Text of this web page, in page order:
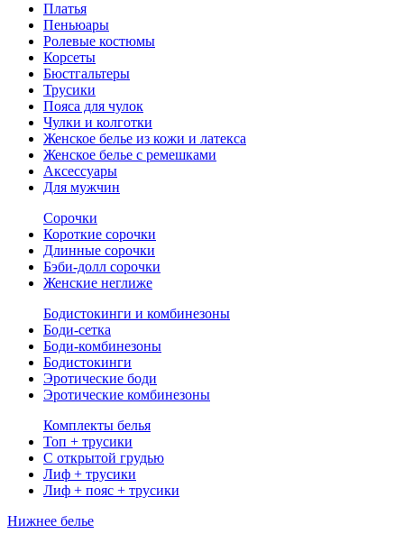
Платья
Пеньюары
Ролевые костюмы
Корсеты
Бюстгальтеры
Трусики
Пояса для чулок
Чулки и колготки
Женское белье из кожи и латекса
Женское белье с ремешками
Аксессуары
Для мужчин
Сорочки
Короткие сорочки
Длинные сорочки
Бэби-долл сорочки
Женские неглиже
Бодистокинги и комбинезоны
Боди-сетка
Боди-комбинезоны
Бодистокинги
Эротические боди
Эротические комбинезоны
Комплекты белья
Топ + трусики
С открытой грудью
Лиф + трусики
Лиф + пояс + трусики
Нижнее белье